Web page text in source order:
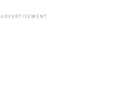
ADVERTISEMENT